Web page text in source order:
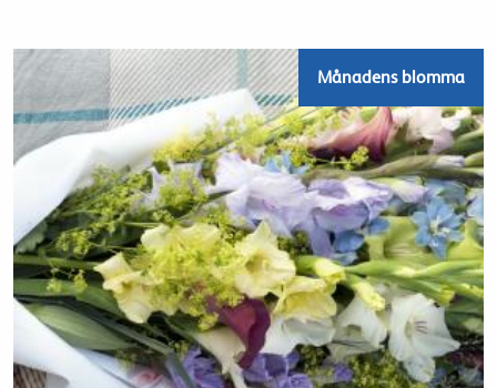
Månadens blomma